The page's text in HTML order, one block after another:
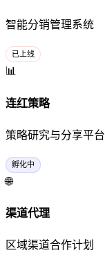
智能分销管理系统
已上线
📊
连红策略
策略研究与分享平台
孵化中
🌐
渠道代理
区域渠道合作计划